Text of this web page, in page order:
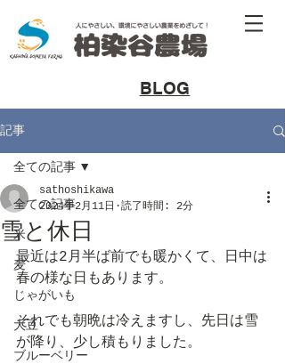
​BLOG
記事
全ての記事
米
麦
じゃがいも
大豆
ブルーベリー
全ての記事
雪と休日
sathoshikawa
2024年2月11日
読了時間: 2分
最近は2月半ば前でも暖かくて、日中は
春の様な日もあります。
それでも朝晩は冷えますし、先日は雪
が降り、少し積もりました。